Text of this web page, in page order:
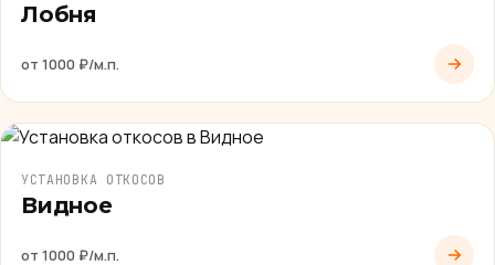
Лобня
от 1000 ₽/м.п.
УСТАНОВКА ОТКОСОВ
Видное
от 1000 ₽/м.п.